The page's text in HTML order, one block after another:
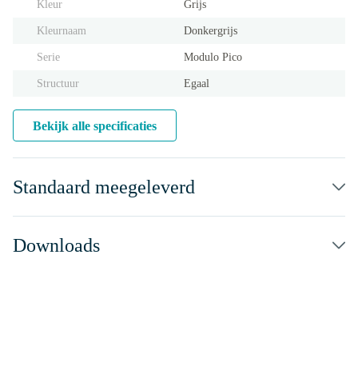
Kleur Grijs
Kleurnaam Donkergrijs
Serie Modulo Pico
Structuur Egaal
Bekijk alle specificaties
Standaard meegeleverd
Downloads